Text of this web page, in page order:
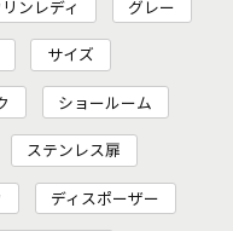
ンレディ グレー
サイズ
ショールーム
ステンレス扉
ディスポーザー